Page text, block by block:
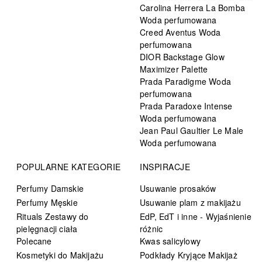
Carolina Herrera La Bomba
Woda perfumowana
Creed Aventus Woda
perfumowana
DIOR Backstage Glow
Maximizer Palette
Prada Paradigme Woda
perfumowana
Prada Paradoxe Intense
Woda perfumowana
Jean Paul Gaultier Le Male
Woda perfumowana
POPULARNE KATEGORIE
Perfumy Damskie
Perfumy Męskie
Rituals Zestawy do
pielęgnacji ciała
Polecane
Kosmetyki do Makijażu
INSPIRACJE
Usuwanie prosaków
Usuwanie plam z makijażu
EdP, EdT i inne - Wyjaśnienie
różnic
Kwas salicylowy
Podkłady Kryjące Makijaż